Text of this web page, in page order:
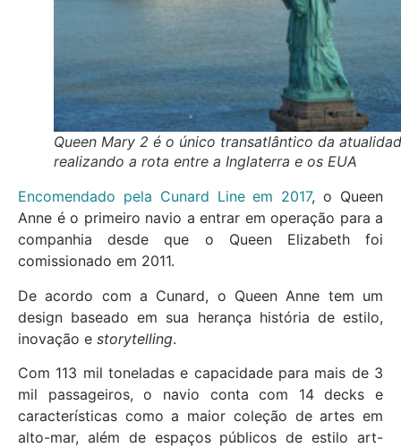
Queen Mary 2 é o único transatlântico da
realizando a rota entre a Inglaterra e os EUA
Encomendado pela Cunard Line em 2017, o Queen
Anne é o primeiro navio a entrar em operação para a
companhia desde que o Queen Elizabeth foi
comissionado em 2011.
De acordo com a Cunard, o Queen Anne tem um
design baseado em sua herança história de estilo,
inovação e storytelling.
Com 113 mil toneladas e capacidade para mais de 3
mil passageiros, o navio conta com 14 decks e
características como a maior coleção de artes em
alto-mar, além de espaços públicos de estilo art-